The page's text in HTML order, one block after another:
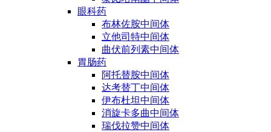
眼科药
布林佐胺中间体
立他司特中间体
曲伏前列素中间体
胃肠药
阿托替胺中间体
达考替丁中间体
伊布杜坦中间体
消旋卡多曲中间体
瑞伐拉赞中间体